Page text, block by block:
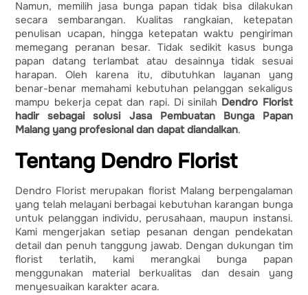
Namun, memilih jasa bunga papan tidak bisa dilakukan
secara sembarangan. Kualitas rangkaian, ketepatan
penulisan ucapan, hingga ketepatan waktu pengiriman
memegang peranan besar. Tidak sedikit kasus bunga
papan datang terlambat atau desainnya tidak sesuai
harapan. Oleh karena itu, dibutuhkan layanan yang
benar-benar memahami kebutuhan pelanggan sekaligus
mampu bekerja cepat dan rapi. Di sinilah Dendro Florist
hadir sebagai solusi Jasa Pembuatan Bunga Papan
Malang yang profesional dan dapat diandalkan.
Tentang Dendro Florist
Dendro Florist merupakan florist Malang berpengalaman
yang telah melayani berbagai kebutuhan karangan bunga
untuk pelanggan individu, perusahaan, maupun instansi.
Kami mengerjakan setiap pesanan dengan pendekatan
detail dan penuh tanggung jawab. Dengan dukungan tim
florist terlatih, kami merangkai bunga papan
menggunakan material berkualitas dan desain yang
menyesuaikan karakter acara.